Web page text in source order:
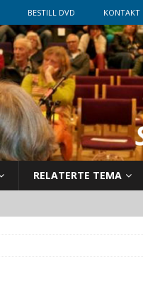
BESTILL DVD KONTAKT
RELATERTE TEMA